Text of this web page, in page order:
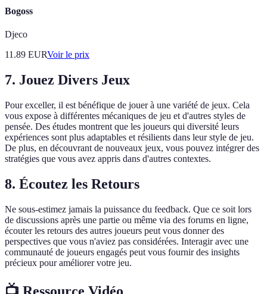
Bogoss
Djeco
11.89 EURVoir le prix
7. Jouez Divers Jeux
Pour exceller, il est bénéfique de jouer à une variété de jeux. Cela
vous expose à différentes mécaniques de jeu et d'autres styles de
pensée. Des études montrent que les joueurs qui diversité leurs
expériences sont plus adaptables et résilients dans leur style de jeu.
De plus, en découvrant de nouveaux jeux, vous pouvez intégrer des
stratégies que vous avez appris dans d'autres contextes.
8. Écoutez les Retours
Ne sous-estimez jamais la puissance du feedback. Que ce soit lors
de discussions après une partie ou même via des forums en ligne,
écouter les retours des autres joueurs peut vous donner des
perspectives que vous n'aviez pas considérées. Interagir avec une
communauté de joueurs engagés peut vous fournir des insights
précieux pour améliorer votre jeu.